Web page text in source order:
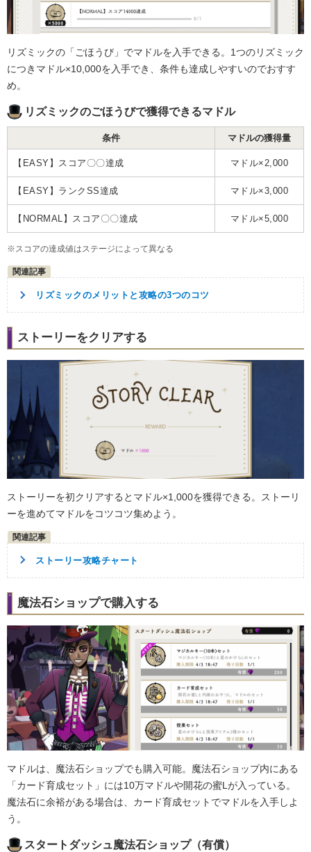
リズミックの「ごほうび」でマドルを入手できる。1つのリズミック
につきマドル×10,000を入手でき、条件も達成しやすいのでおすす
め。
リズミックのごほうびで獲得できるマドル
条件 マドルの獲得量
【EASY】スコア〇〇達成 マドル×2,000
【EASY】ランクSS達成 マドル×3,000
【NORMAL】スコア〇〇達成 マドル×5,000
※スコアの達成値はステージによって異なる
リズミックのメリットと攻略の3つのコツ
ストーリーをクリアする
ストーリーを初クリアするとマドル×1,000を獲得できる。ストーリ
ーを進めてマドルをコツコツ集めよう。
ストーリー攻略チャート
魔法石ショップで購入する
マドルは、魔法石ショップでも購入可能。魔法石ショップ内にある
「カード育成セット」には10万マドルや開花の蜜Lが入っている。
魔法石に余裕がある場合は、カード育成セットでマドルを入手しよ
う。
スタートダッシュ魔法石ショップ（有償）